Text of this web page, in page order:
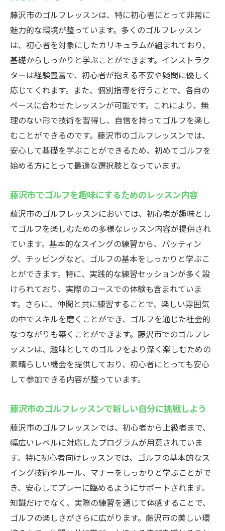
藤沢市のゴルフレッスンは、特に初心者にとって非常に
魅力的な環境が整っています。多くのゴルフレッスン
は、初心者を対象にしたカリキュラムが組まれており、
基礎からしっかりと学ぶことができます。インストラク
ターは経験豊富で、初心者が抱える不安や疑問に優しく
応じてくれます。また、個別指導を行うことで、各自の
ペースに合わせたレッスンが可能です。これにより、無
理のない形で技術を習得し、自信を持ってゴルフを楽し
むことができるのです。藤沢市のゴルフレッスンでは、
安心して基礎を学ぶことができるため、初めてゴルフを
始める方にとって最適な選択肢となっています。
藤沢市でゴルフを趣味にするためのレッスン内容
藤沢市のゴルフレッスンにおいては、初心者が趣味とし
てゴルフを楽しむための多様なレッスン内容が提供され
ています。基本的なスイングの練習から、パッティン
グ、チッピングなど、ゴルフの基本をしっかりと学ぶこ
とができます。特に、実践的な練習セッションが多く設
けられており、実際のコースでの体験も含まれていま
す。さらに、仲間と共に練習することで、楽しい雰囲気
の中でスキルを磨くことができ、ゴルフを通じた社会的
なつながりも築くことができます。藤沢市でのゴルフレ
ッスンは、趣味としてのゴルフをより深く楽しむための
素晴らしい機会を提供しており、初心者にとっても安心
して参加できる内容が整っています。
藤沢市のゴルフレッスンで新しい自分に挑戦しよう
藤沢市のゴルフレッスンでは、初心者から上級者まで、
幅広いレベルに対応したプログラムが用意されていま
す。特に初心者向けレッスンでは、ゴルフの基本的なス
イング技術やルール、マナーをしっかりと学ぶことがで
き、安心してプレーに臨めるようにサポートされます。
知識だけでなく、実際の練習を通じて体感することで、
ゴルフの楽しさがさらに広がります。藤沢市の美しい環